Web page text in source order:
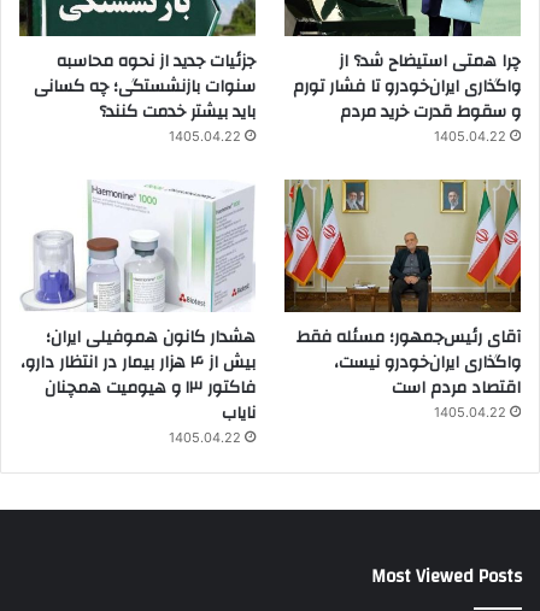
چرا همتی استیضاح شد؟ از
واگذاری ایران‌خودرو تا فشار تورم
و سقوط قدرت خرید مردم
1405.04.22
جزئیات جدید از نحوه محاسبه
سنوات بازنشستگی؛ چه کسانی
باید بیشتر خدمت کنند؟
1405.04.22
آقای رئیس‌جمهور؛ مسئله فقط
واگذاری ایران‌خودرو نیست،
اقتصاد مردم است
1405.04.22
هشدار کانون هموفیلی ایران؛
بیش از ۴ هزار بیمار در انتظار دارو،
فاکتور ۱۳ و هیومیت همچنان
نایاب
1405.04.22
Most Viewed Posts